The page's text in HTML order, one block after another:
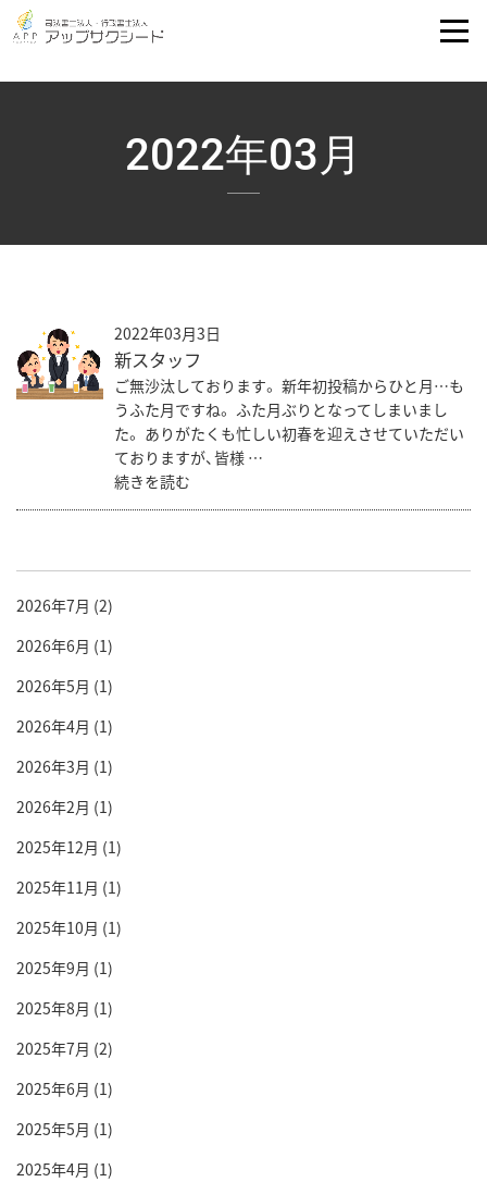
2022年03月
2022年03月3日
新スタッフ
ご無沙汰しております。 新年初投稿からひと月…も
うふた月ですね。 ふた月ぶりとなってしまいまし
た。 ありがたくも忙しい初春を迎えさせていただい
ておりますが、皆様 …
続きを読む
2026年7月 (2)
2026年6月 (1)
2026年5月 (1)
2026年4月 (1)
2026年3月 (1)
2026年2月 (1)
2025年12月 (1)
2025年11月 (1)
2025年10月 (1)
2025年9月 (1)
2025年8月 (1)
2025年7月 (2)
2025年6月 (1)
2025年5月 (1)
2025年4月 (1)